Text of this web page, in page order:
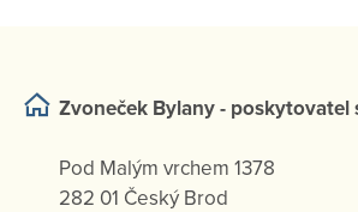
Zvoneček Bylany - poskytovatel
Pod Malým vrchem 1378
282 01 Český Brod